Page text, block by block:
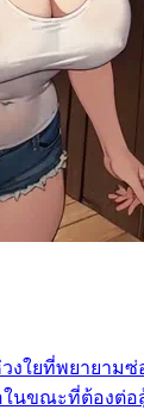
งใยที่พยายาม
ในขณะที่ต้องต่